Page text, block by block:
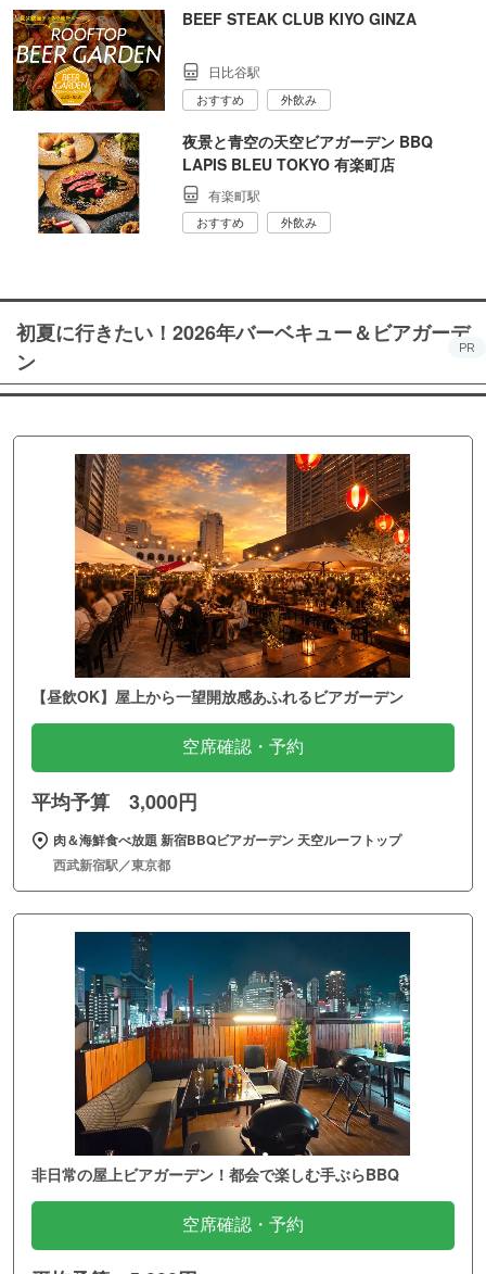
BEEF STEAK CLUB KIYO GINZA
日比谷駅
おすすめ 外飲み
夜景と青空の天空ビアガーデン BBQ
LAPIS BLEU TOKYO 有楽町店
有楽町駅
おすすめ 外飲み
初夏に行きたい！2026年バーベキュー＆ビアガーデ
ン
PR
【昼飲OK】屋上から一望開放感あふれるビアガーデン
空席確認・予約
平均予算 3,000円
肉＆海鮮食べ放題 新宿BBQビアガーデン 天空ルーフトップ
西武新宿駅／東京都
非日常の屋上ビアガーデン！都会で楽しむ手ぶらBBQ
空席確認・予約